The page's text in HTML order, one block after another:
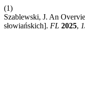
(1)
Szablewski, J. An
słowiańskich]. FL 2025,